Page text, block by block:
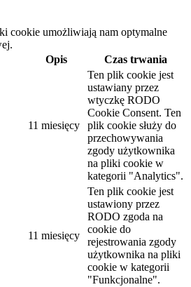
cookie umożliwiają nam optymalne
Opis Czas trwania
11 miesięcy
Ten plik cookie jest
ustawiany przez
wtyczkę RODO
Cookie Consent. Ten
plik cookie służy do
przechowywania
zgody użytkownika
na pliki cookie w
kategorii "Analytics".
11 miesięcy
Ten plik cookie jest
ustawiony przez
RODO zgoda na
cookie do
rejestrowania zgody
użytkownika na pliki
cookie w kategorii
"Funkcjonalne".